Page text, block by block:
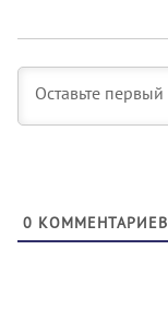
0 КОММЕНТАРИЕВ